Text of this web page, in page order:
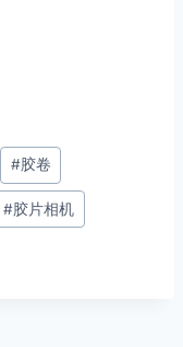
#胶卷
#胶片相机